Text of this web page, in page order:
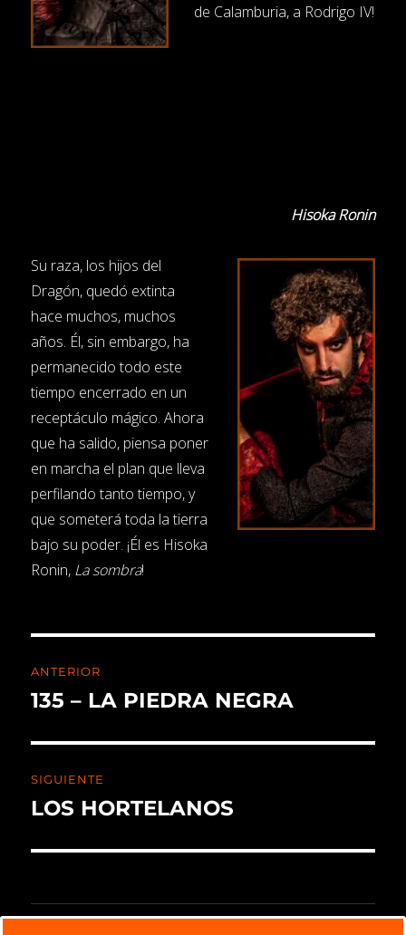
de Calamburia, a Rodrigo IV!
Hisoka Ronin
Su raza, los hijos del
Dragón, quedó extinta
hace muchos, muchos
años. Él, sin embargo, ha
permanecido todo este
tiempo encerrado en un
receptáculo mágico. Ahora
que ha salido, piensa poner
en marcha el plan que lleva
perfilando tanto tiempo, y
que someterá toda la tierra
bajo su poder. ¡Él es Hisoka
Ronin, La sombra!
ANTERIOR
135 – LA PIEDRA NEGRA
SIGUIENTE
LOS HORTELANOS